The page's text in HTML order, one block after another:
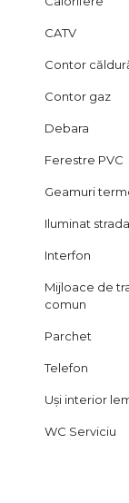
CATV
Contor
Contor gaz
Debara
Ferestre PVC
Geamuri
Iluminat
Interfon
Mijloace de
comun
Parchet
Telefon
Uși interior
WC Serviciu